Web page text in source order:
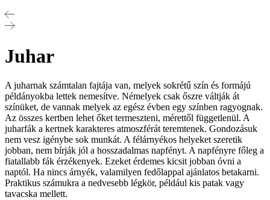
Juhar
A juharnak számtalan fajtája van, melyek sokrétű szín és formájú
példányokba lettek nemesítve. Némelyek csak őszre váltják át
színüket, de vannak melyek az egész évben egy színben ragyognak.
Az összes kertben lehet őket termeszteni, mérettől függetlenül. A
juharfák a kertnek karakteres atmoszférát teremtenek. Gondozásuk
nem vesz igénybe sok munkát. A félárnyékos helyeket szeretik
jobban, nem bírják jól a hosszadalmas napfényt. A napfényre főleg a
fiatallabb fák érzékenyek. Ezeket érdemes kicsit jobban óvni a
naptól. Ha nincs árnyék, valamilyen fedőlappal ajánlatos betakarni.
Praktikus számukra a nedvesebb légkör, például kis patak vagy
tavacska mellett.